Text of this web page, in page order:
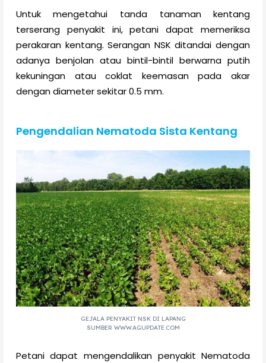
Untuk mengetahui tanda tanaman kentang
terserang penyakit ini, petani dapat memeriksa
perakaran kentang. Serangan NSK ditandai dengan
adanya benjolan atau bintil-bintil berwarna putih
kekuningan atau coklat keemasan pada akar
dengan diameter sekitar 0.5 mm.
Pengendalian Nematoda Sista Kentang
GEJALA PENYAKIT NSK DI LAPANG
SUMBER WWW.AGUPDATE.COM
Petani dapat mengendalikan penyakit Nematoda